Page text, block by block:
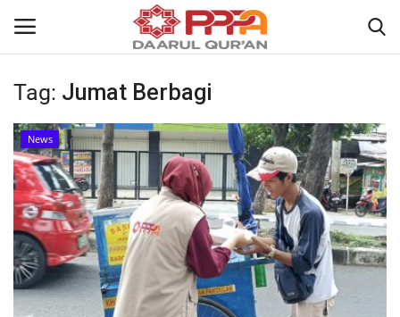
Login Register
Home
Contact
About
News
Tag: Jumat Berbagi
News